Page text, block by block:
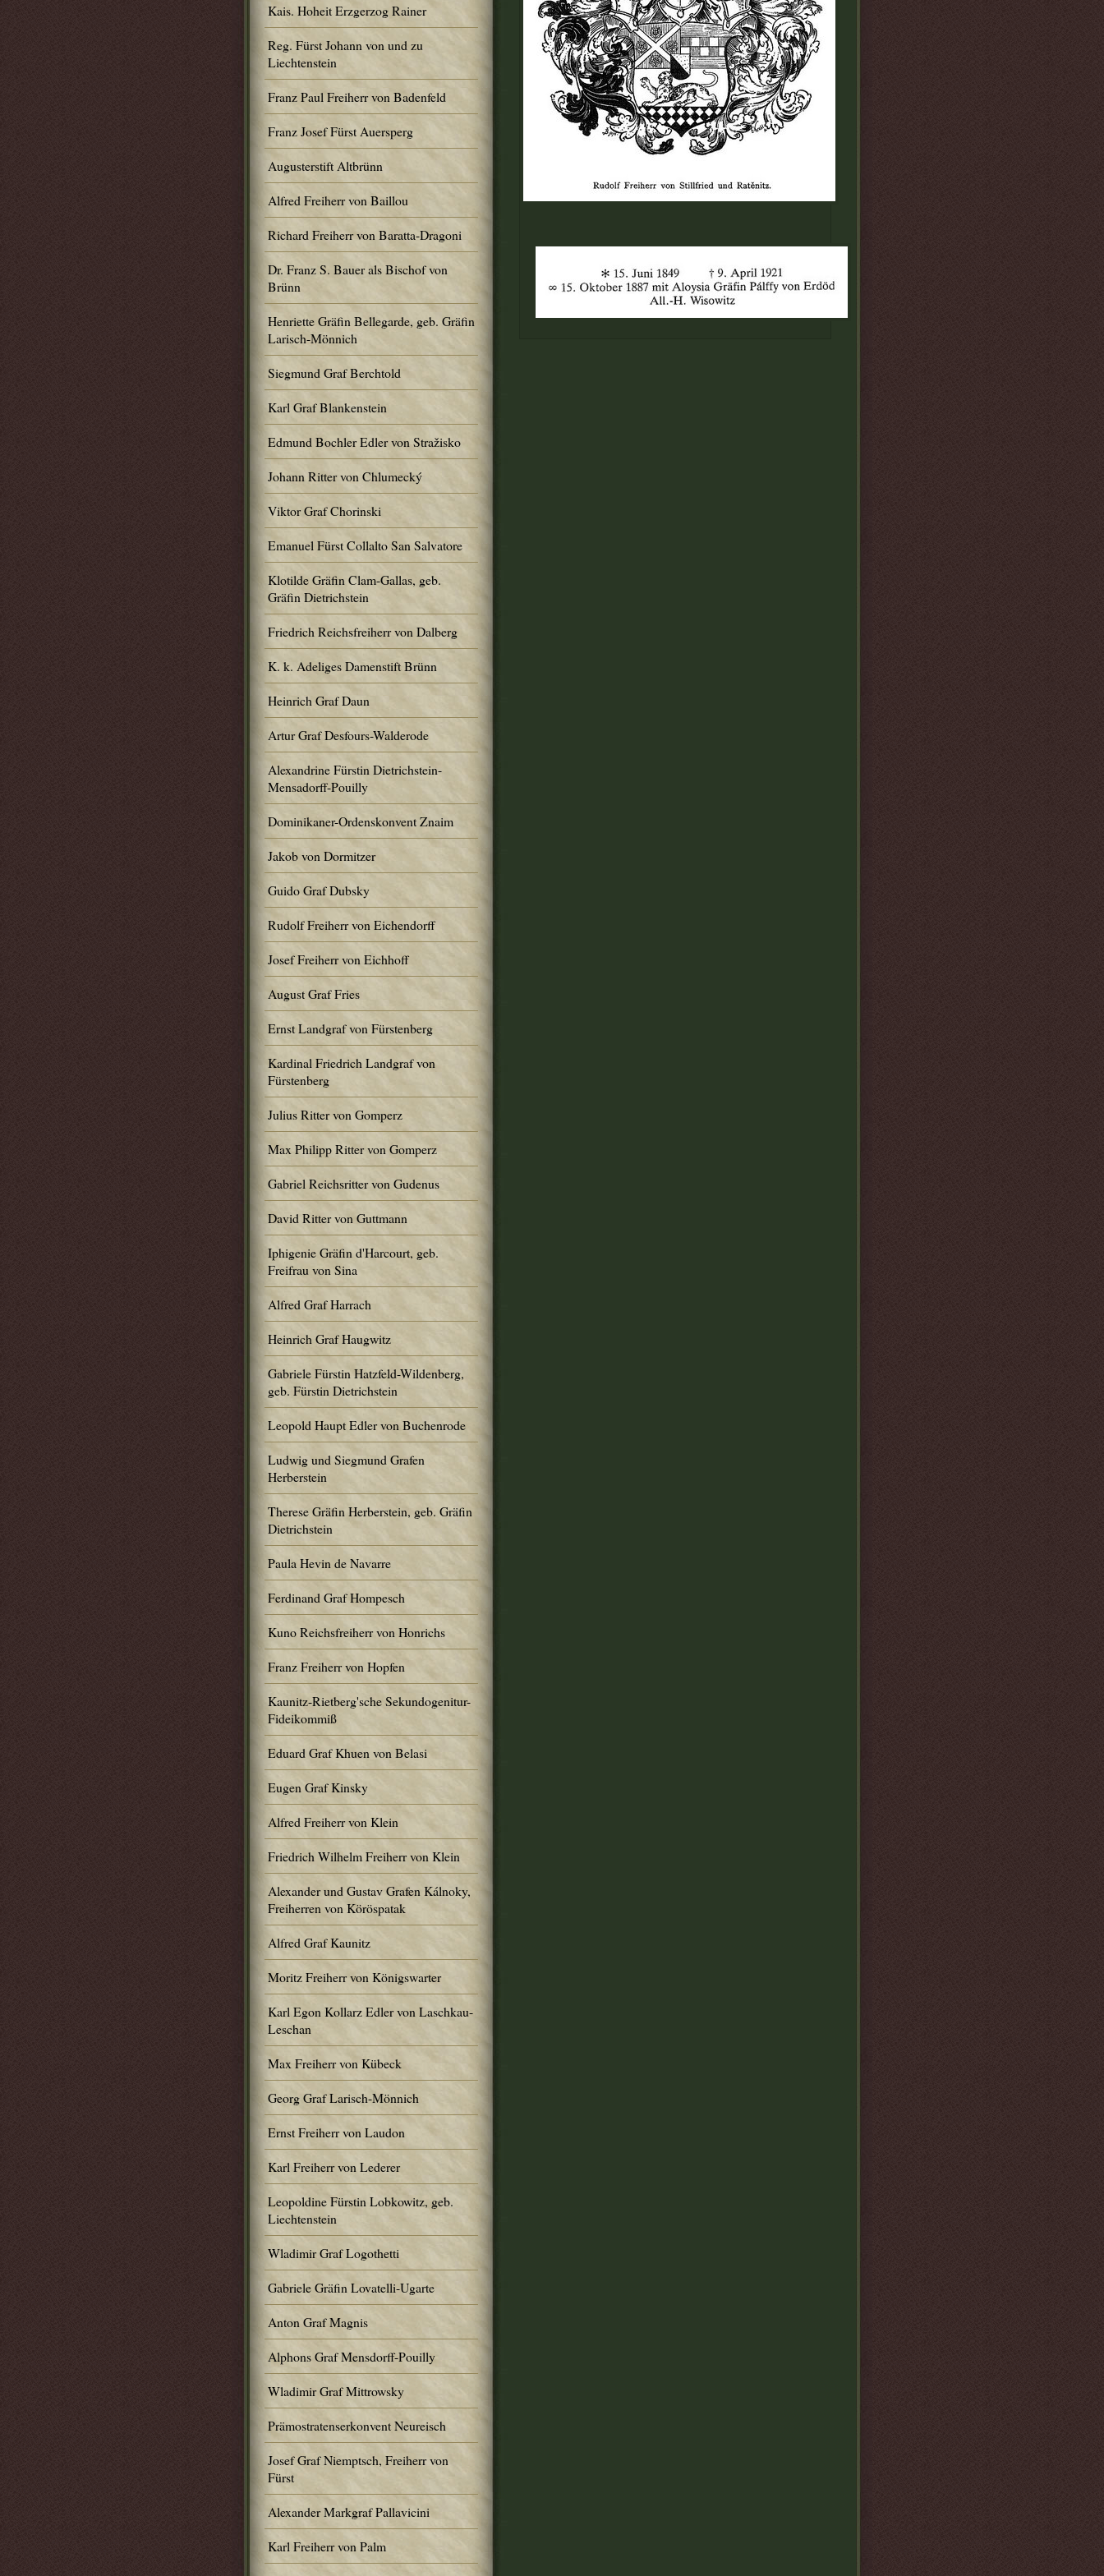
Kais. Hoheit Erzgerzog Rainer
Reg. Fürst Johann von und zu
Liechtenstein
Franz Paul Freiherr von Badenfeld
Franz Josef Fürst Auersperg
Augusterstift Altbrünn
Alfred Freiherr von Baillou
Richard Freiherr von Baratta-Dragoni
Dr. Franz S. Bauer als Bischof von
Brünn
Henriette Gräfin Bellegarde, geb. Gräfin
Larisch-Mönnich
Siegmund Graf Berchtold
Karl Graf Blankenstein
Edmund Bochler Edler von Stražisko
Johann Ritter von Chlumecký
Viktor Graf Chorinski
Emanuel Fürst Collalto San Salvatore
Klotilde Gräfin Clam-Gallas, geb.
Gräfin Dietrichstein
Friedrich Reichsfreiherr von Dalberg
K. k. Adeliges Damenstift Brünn
Heinrich Graf Daun
Artur Graf Desfours-Walderode
Alexandrine Fürstin Dietrichstein-
Mensadorff-Pouilly
Dominikaner-Ordenskonvent Znaim
Jakob von Dormitzer
Guido Graf Dubsky
Rudolf Freiherr von Eichendorff
Josef Freiherr von Eichhoff
August Graf Fries
Ernst Landgraf von Fürstenberg
Kardinal Friedrich Landgraf von
Fürstenberg
Julius Ritter von Gomperz
Max Philipp Ritter von Gomperz
Gabriel Reichsritter von Gudenus
David Ritter von Guttmann
Iphigenie Gräfin d'Harcourt, geb.
Freifrau von Sina
Alfred Graf Harrach
Heinrich Graf Haugwitz
Gabriele Fürstin Hatzfeld-Wildenberg,
geb. Fürstin Dietrichstein
Leopold Haupt Edler von Buchenrode
Ludwig und Siegmund Grafen
Herberstein
Therese Gräfin Herberstein, geb. Gräfin
Dietrichstein
Paula Hevin de Navarre
Ferdinand Graf Hompesch
Kuno Reichsfreiherr von Honrichs
Franz Freiherr von Hopfen
Kaunitz-Rietberg'sche Sekundogenitur-
Fideikommiß
Eduard Graf Khuen von Belasi
Eugen Graf Kinsky
Alfred Freiherr von Klein
Friedrich Wilhelm Freiherr von Klein
Alexander und Gustav Grafen Kálnoky,
Freiherren von Köröspatak
Alfred Graf Kaunitz
Moritz Freiherr von Königswarter
Karl Egon Kollarz Edler von Laschkau-
Leschan
Max Freiherr von Kübeck
Georg Graf Larisch-Mönnich
Ernst Freiherr von Laudon
Karl Freiherr von Lederer
Leopoldine Fürstin Lobkowitz, geb.
Liechtenstein
Wladimir Graf Logothetti
Gabriele Gräfin Lovatelli-Ugarte
Anton Graf Magnis
Alphons Graf Mensdorff-Pouilly
Wladimir Graf Mittrowsky
Prämostratenserkonvent Neureisch
Josef Graf Niemptsch, Freiherr von
Fürst
Alexander Markgraf Pallavicini
Karl Freiherr von Palm